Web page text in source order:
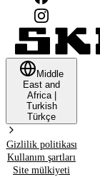
Middle
East and
Africa|
Turkish
Türkçe
Gizlilik politikası
Kullanım şartları
Site mülkiyeti